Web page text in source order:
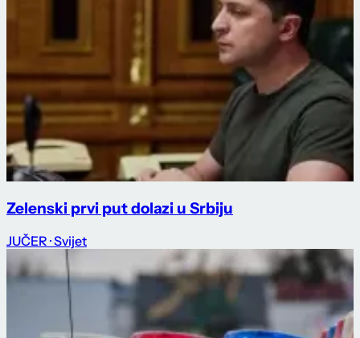
Zelenski prvi put dolazi u Srbiju
JUČER · Svijet